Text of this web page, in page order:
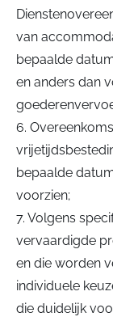
van
bepaalde
en anders dan
6.
bepaalde
voorzien;
7. Volgens
vervaardigde
en die worden
individuele
die duidelijk